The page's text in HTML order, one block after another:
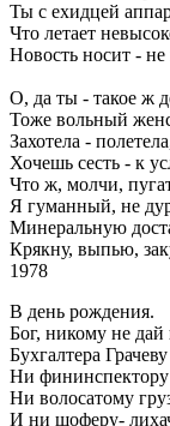
Ты с ехидцей
Что летает
Новость носит - не
О, да ты - такое ж
Тоже вольный
Захотела -
Хочешь сесть - к
Что ж, молчи,
Я гуманный, не
Минеральную
Крякну, выпью,
1978
В день рождения.
Бог, никому не дай
Бухгалтера
Ни фининспектору
Ни волосатому
И ни шоферу-